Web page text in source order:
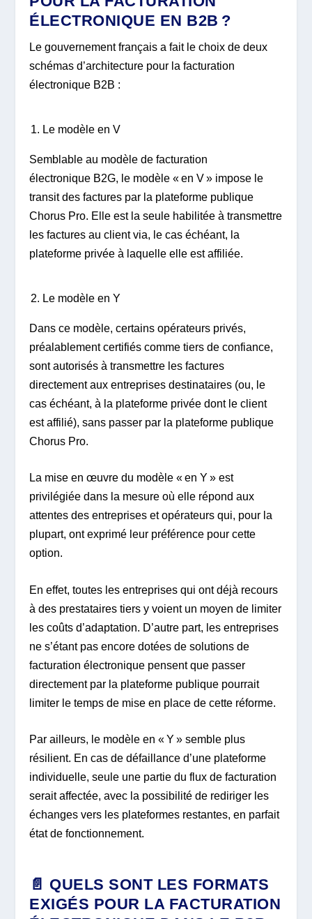
ÉLECTRONIQUE EN B2B ?
Le gouvernement français a fait le choix de deux
schémas d’architecture pour la facturation
électronique B2B :
Le modèle en V
Semblable au modèle de facturation
électronique B2G, le modèle « en V » impose le
transit des factures par la plateforme publique
Chorus Pro. Elle est la seule habilitée à transmettre
les factures au client via, le cas échéant, la
plateforme privée à laquelle elle est affiliée.
Le modèle en Y
Dans ce modèle, certains opérateurs privés,
préalablement certifiés comme tiers de confiance,
sont autorisés à transmettre les factures
directement aux entreprises destinataires (ou, le
cas échéant, à la plateforme privée dont le client
est affilié), sans passer par la plateforme publique
Chorus Pro.
La mise en œuvre du modèle « en Y » est
privilégiée dans la mesure où elle répond aux
attentes des entreprises et opérateurs qui, pour la
plupart, ont exprimé leur préférence pour cette
option.
En effet, toutes les entreprises qui ont déjà recours
à des prestataires tiers y voient un moyen de limiter
les coûts d’adaptation. D’autre part, les entreprises
ne s’étant pas encore dotées de solutions de
facturation électronique pensent que passer
directement par la plateforme publique pourrait
limiter le temps de mise en place de cette réforme.
Par ailleurs, le modèle en « Y » semble plus
résilient. En cas de défaillance d’une plateforme
individuelle, seule une partie du flux de facturation
serait affectée, avec la possibilité de rediriger les
échanges vers les plateformes restantes, en parfait
état de fonctionnement.
📄 QUELS SONT LES FORMATS
EXIGÉS POUR LA FACTURATION